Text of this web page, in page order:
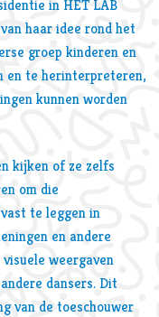
in HET LAB
haar idee rond het
groep kinderen en
en te herinterpreteren,
kunnen worden
kijken of ze zelfs
om die
te leggen in
en andere
weergaven
dansers. Dit
van de toeschouwer